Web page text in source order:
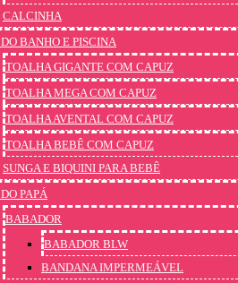
CALCINHA
BANHO E PISCINA
TOALHA GIGANTE COM CAPUZ
TOALHA MEGA COM CAPUZ
TOALHA AVENTAL COM CAPUZ
TOALHA BEBÊ COM CAPUZ
SUNGA E BIQUINI PARA BEBÊ
PAPÁ
BABADOR
BABADOR BLW
BANDANA IMPERMEÁVEL